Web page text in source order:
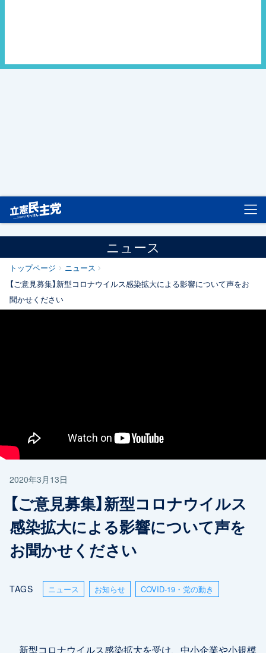
ニュース
トップページ
ニュース
【ご意見募集】新型コロナウイルス感染拡大による影響について声をお
聞かせください
2020年3月13日
【ご意見募集】新型コロナウイルス
感染拡大による影響について声を
お聞かせください
TAGS ニュース お知らせ COVID-19・党の動き
新型コロナウイルス感染拡大を受け、中小企業や小規模